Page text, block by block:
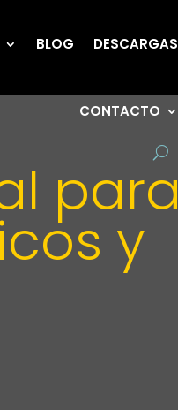
BLOG DESCARGAS
CONTACTO
para
y